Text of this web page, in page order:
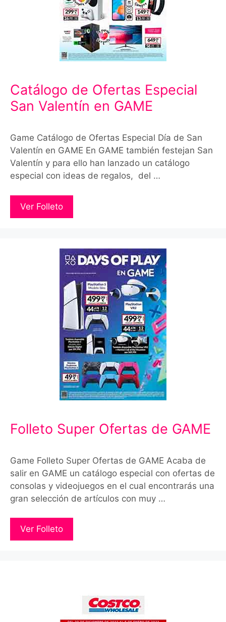
Catálogo de Ofertas Especial
San Valentín en GAME
Game Catálogo de Ofertas Especial Día de San
Valentín en GAME En GAME también festejan San
Valentín y para ello han lanzado un catálogo
especial con ideas de regalos, del …
Ver Folleto
Folleto Super Ofertas de GAME
Game Folleto Super Ofertas de GAME Acaba de
salir en GAME un catálogo especial con ofertas de
consolas y videojuegos en el cual encontrarás una
gran selección de artículos con muy …
Ver Folleto